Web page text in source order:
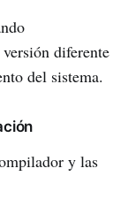
diferente
del sistema.
y las